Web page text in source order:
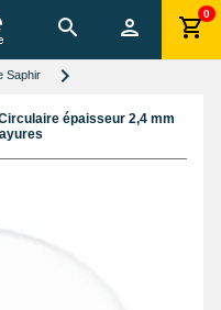
0
Saphir
épaisseur 2,4 mm